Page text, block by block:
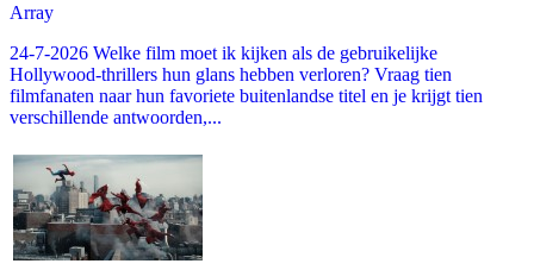
Array
24-7-2026 Welke film moet ik kijken als de gebruikelijke
Hollywood-thrillers hun glans hebben verloren? Vraag tien
filmfanaten naar hun favoriete buitenlandse titel en je krijgt tien
verschillende antwoorden,...